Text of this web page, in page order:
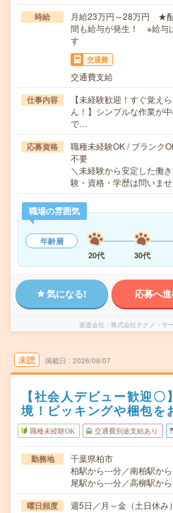
時給
月給23万円～28万円 ★
間も給与が発生！ ※給与
す
交通費
交通費支給
仕事内容
【未経験歓迎！すぐ覚え
ん！】シンプルな作業が
で…
応募資格
職種未経験OK / ブランク
不要
＼未経験から安定した働
験・資格・学歴は問いま
職場の雰囲気
年齢層
20代
30代
気になる! 応募へ
派遣会社 株式会社テクノ・サ
未読 掲載日 2026/08/07
【社会人デビュー歓迎
境！ピッキングや梱包を
職種未経験OK 交通費別途支給あり
勤務地
千葉県柏市
柏駅から---分／南柏駅か
尾駅から---分／高柳駅か
曜日頻度 週5日／月～金（土日休み）